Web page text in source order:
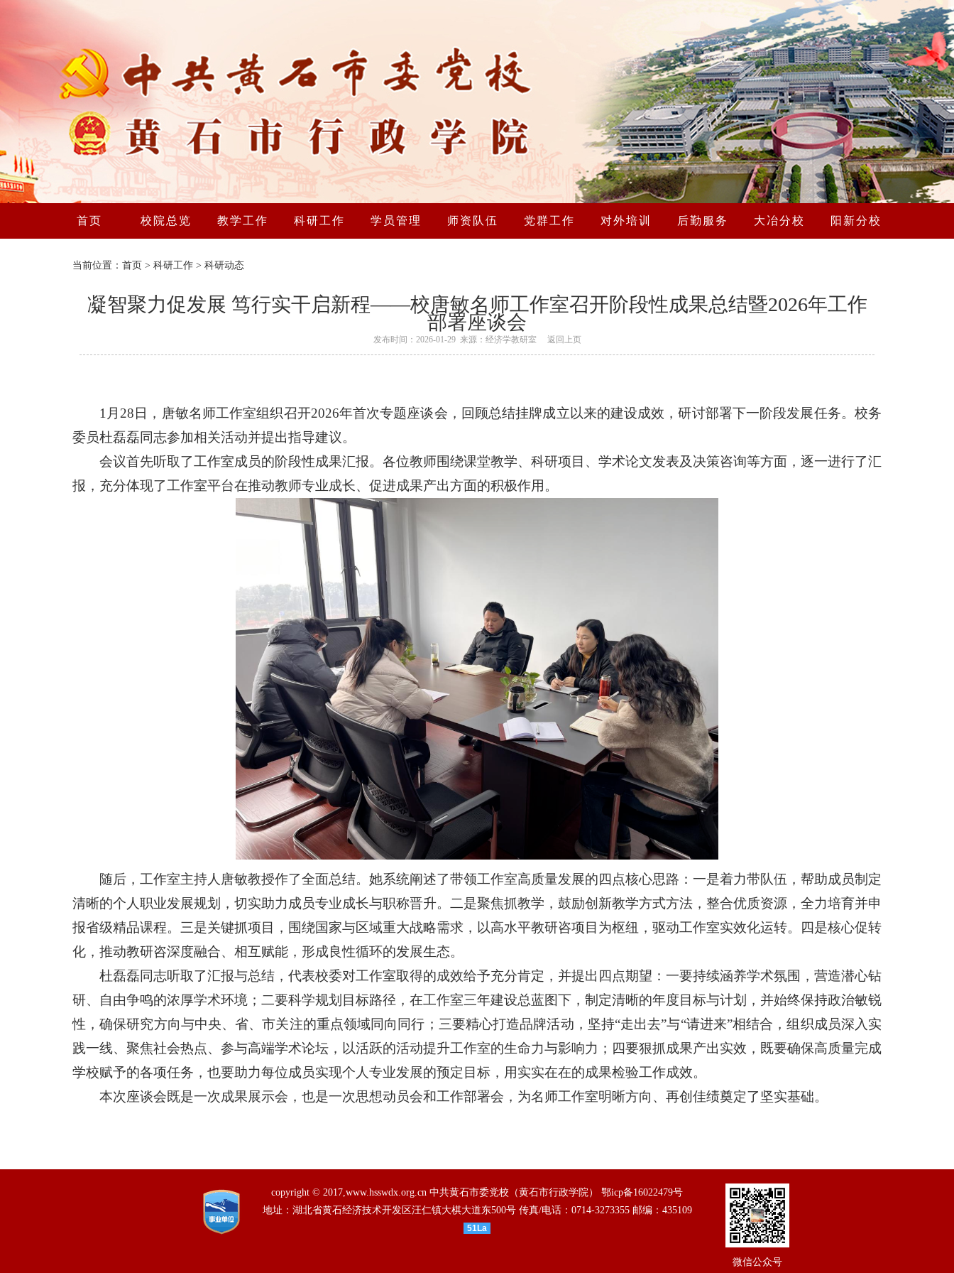
首页 校院总览 教学工作 科研工作 学员管理 师资队伍 党群工作 对外培训 后勤服务 大冶分校 阳新分校
当前位置： 首页 > 科研工作 > 科研动态
凝智聚力促发展 笃行实干启新程——校唐敏名师工作室召开阶段性成果总结暨2026年工作
部署座谈会
发布时间：2026-01-29 来源：经济学教研室 返回上页
1月28日，唐敏名师工作室组织召开2026年首次专题座谈会，回顾总结挂牌成立以来的建设成效，研讨部署下一阶段发展任务。校务
委员杜磊磊同志参加相关活动并提出指导建议。
会议首先听取了工作室成员的阶段性成果汇报。各位教师围绕课堂教学、科研项目、学术论文发表及决策咨询等方面，逐一进行了汇
报，充分体现了工作室平台在推动教师专业成长、促进成果产出方面的积极作用。
随后，工作室主持人唐敏教授作了全面总结。她系统阐述了带领工作室高质量发展的四点核心思路：一是着力带队伍，帮助成员制定
清晰的个人职业发展规划，切实助力成员专业成长与职称晋升。二是聚焦抓教学，鼓励创新教学方式方法，整合优质资源，全力培育并申
报省级精品课程。三是关键抓项目，围绕国家与区域重大战略需求，以高水平教研咨项目为枢纽，驱动工作室实效化运转。四是核心促转
化，推动教研咨深度融合、相互赋能，形成良性循环的发展生态。
杜磊磊同志听取了汇报与总结，代表校委对工作室取得的成效给予充分肯定，并提出四点期望：一要持续涵养学术氛围，营造潜心钻
研、自由争鸣的浓厚学术环境；二要科学规划目标路径，在工作室三年建设总蓝图下，制定清晰的年度目标与计划，并始终保持政治敏锐
性，确保研究方向与中央、省、市关注的重点领域同向同行；三要精心打造品牌活动，坚持“走出去”与“请进来”相结合，组织成员深入实
践一线、聚焦社会热点、参与高端学术论坛，以活跃的活动提升工作室的生命力与影响力；四要狠抓成果产出实效，既要确保高质量完成
学校赋予的各项任务，也要助力每位成员实现个人专业发展的预定目标，用实实在在的成果检验工作成效。
本次座谈会既是一次成果展示会，也是一次思想动员会和工作部署会，为名师工作室明晰方向、再创佳绩奠定了坚实基础。
微信公众号
copyright © 2017,www.hsswdx.org.cn 中共黄石市委党校（黄石市行政学院）
鄂icp备16022479号
地址：湖北省黄石经济技术开发区汪仁镇大棋大道东500号 传真/电话：0714-3273355 邮编：435109
51La